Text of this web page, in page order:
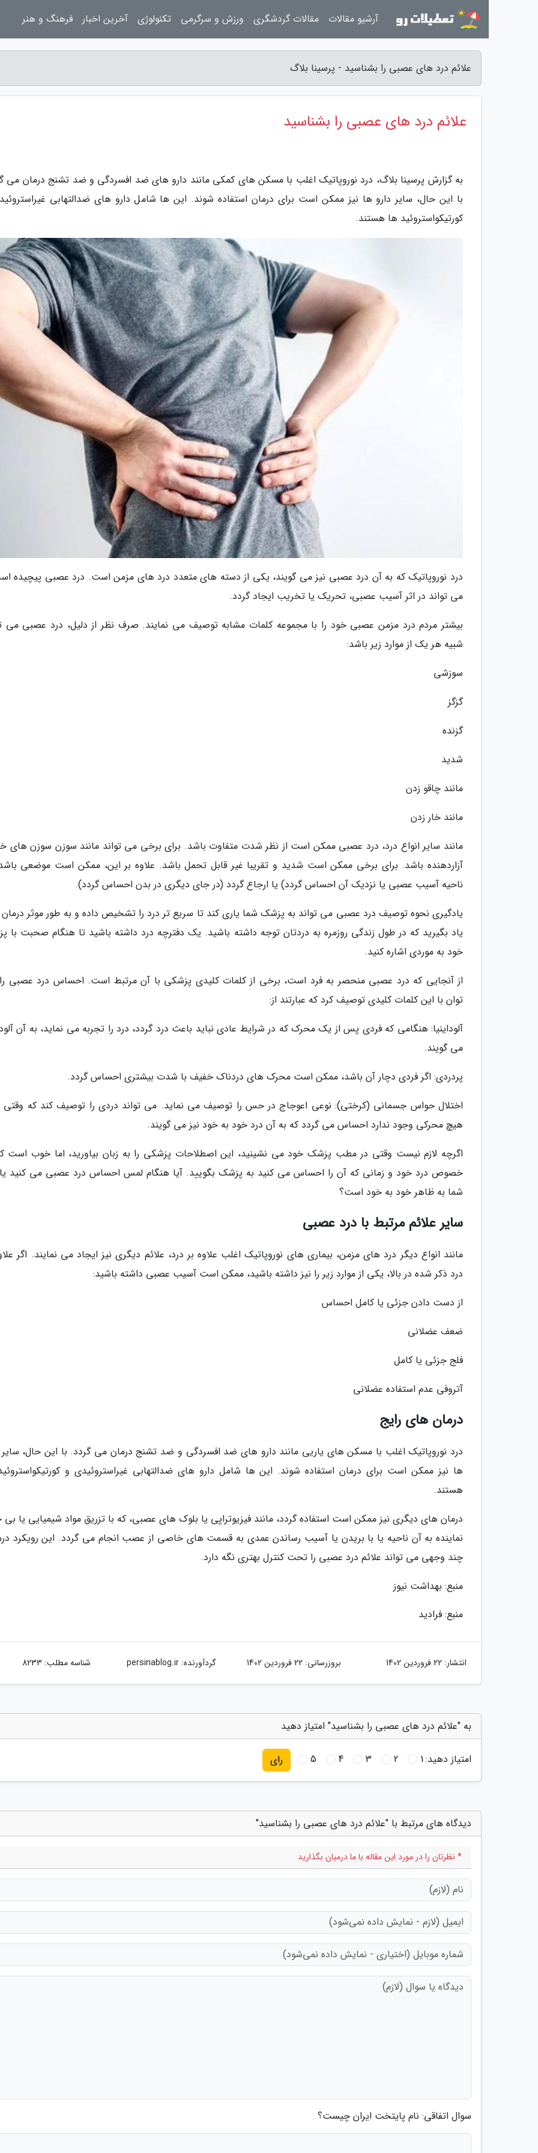
علائم درد های عصبی را بشناسید - پرسینا بلاگ
علائم درد های عصبی را بشناسید
به گزارش پرسینا بلاگ، درد نوروپاتیک اغلب با مسکن های کمکی مانند دارو های ضد افسردگی و ضد تشنج درمان می
با این حال، سایر دارو ها نیز ممکن است برای درمان استفاده شوند. این ها شامل دارو های ضدالتهابی
کورتیکواستروئید ها هستند.
درد نوروپاتیک که به آن درد عصبی نیز می گویند، یکی از دسته های متعدد درد های مزمن است. درد عصبی پیچیده
می تواند در اثر آسیب عصبی، تحریک یا تخریب ایجاد گردد.
بیشتر مردم درد مزمن عصبی خود را با مجموعه کلمات مشابه توصیف می نمایند. صرف نظر از دلیل، درد عصبی می
شبیه هر یک از موارد زیر باشد:
سوزشی
گزگز
گزنده
شدید
مانند چاقو زدن
مانند خار زدن
مانند سایر انواع درد، درد عصبی ممکن است از نظر شدت متفاوت باشد. برای برخی می تواند مانند سوزن سوزن های
آزاردهنده باشد. برای برخی ممکن است شدید و تقریبا غیر قابل تحمل باشد. علاوه بر این، ممکن است موضعی
ناحیه آسیب عصبی یا نزدیک آن احساس گردد) یا ارجاع گردد (در جای دیگری در بدن احساس گردد).
یادگیری نحوه توصیف درد عصبی می تواند به پزشک شما یاری کند تا سریع تر درد را تشخیص داده و به طور موثر درمان
یاد بگیرید که در طول زندگی روزمره به دردتان توجه داشته باشید. یک دفترچه درد داشته باشید تا هنگام صحبت با
خود به موردی اشاره کنید.
از آنجایی که درد عصبی منحصر به فرد است، برخی از کلمات کلیدی پزشکی با آن مرتبط است. احساس درد عصبی
توان با این کلمات کلیدی توصیف کرد که عبارتند از:
آلوداینیا: هنگامی که فردی پس از یک محرک که در شرایط عادی نباید باعث درد گردد، درد را تجربه می نماید، به آن
می گویند.
پردردی: اگر فردی دچار آن باشد، ممکن است محرک های دردناک خفیف با شدت بیشتری احساس گردد.
اختلال حواس جسمانی (کرختی): نوعی اعوجاج در حس را توصیف می نماید. می تواند دردی را توصیف کند که وقتی
هیچ محرکی وجود ندارد احساس می گردد که به آن درد خود به خود نیز می گویند.
اگرچه لازم نیست وقتی در مطب پزشک خود می نشینید، این اصطلاحات پزشکی را به زبان بیاورید، اما خوب است
خصوص درد خود و زمانی که آن را احساس می کنید به پزشک بگویید. آیا هنگام لمس احساس درد عصبی می کنید
شما به ظاهر خود به خود است؟
سایر علائم مرتبط با درد عصبی
مانند انواع دیگر درد های مزمن، بیماری های نوروپاتیک اغلب علاوه بر درد، علائم دیگری نیز ایجاد می نمایند. اگر
درد ذکر شده در بالا، یکی از موارد زیر را نیز داشته باشید، ممکن است آسیب عصبی داشته باشید:
از دست دادن جزئی یا کامل احساس
ضعف عضلانی
فلج جزئی یا کامل
آتروفی عدم استفاده عضلانی
درمان های رایج
درد نوروپاتیک اغلب با مسکن های یاریی مانند دارو های ضد افسردگی و ضد تشنج درمان می گردد. با این حال، سایر
ها نیز ممکن است برای درمان استفاده شوند. این ها شامل دارو های ضدالتهابی غیراستروئیدی و
هستند.
درمان های دیگری نیز ممکن است استفاده گردد، مانند فیزیوتراپی یا بلوک های عصبی، که با تزریق مواد شیمیایی یا
نماینده به آن ناحیه یا با بریدن یا آسیب رساندن عمدی به قسمت های خاصی از عصب انجام می گردد. این رویکرد
چند وجهی می تواند علائم درد عصبی را تحت کنترل بهتری نگه دارد.
منبع: بهداشت نیوز
منبع: فرادید
انتشار: 22 فروردین 1402 بروزرسانی: 22 فروردین 1402 گردآورنده:persinablog.ir شناسه مطلب: 8233
به "علائم درد های عصبی را بشناسید" امتیاز دهید
امتیاز دهید:1
2
3
4
5 رای
دیدگاه های مرتبط با "علائم درد های عصبی را بشناسید"
* نظرتان را در مورد این مقاله با ما درمیان بگذارید
سوال اتفاقی: نام پایتخت ایران چیست؟
آرشیو مقالات مقالات گردشگری ورزش و سرگرمی تکنولوژی آخرین اخبار فرهنگ و هنر